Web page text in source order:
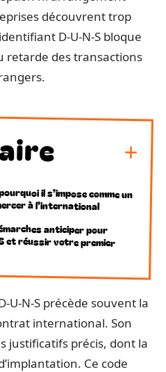
découvrent trop
D-U-N-S bloque
retarde des transactions
il s’impose comme un
à l’international
anticiper pour
réussir votre premier
U-N-S précède souvent la
international. Son
justificatifs précis, dont la
Ce code